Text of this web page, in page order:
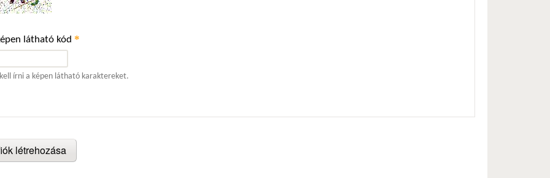
látható kód *
írni a képen látható karaktereket.